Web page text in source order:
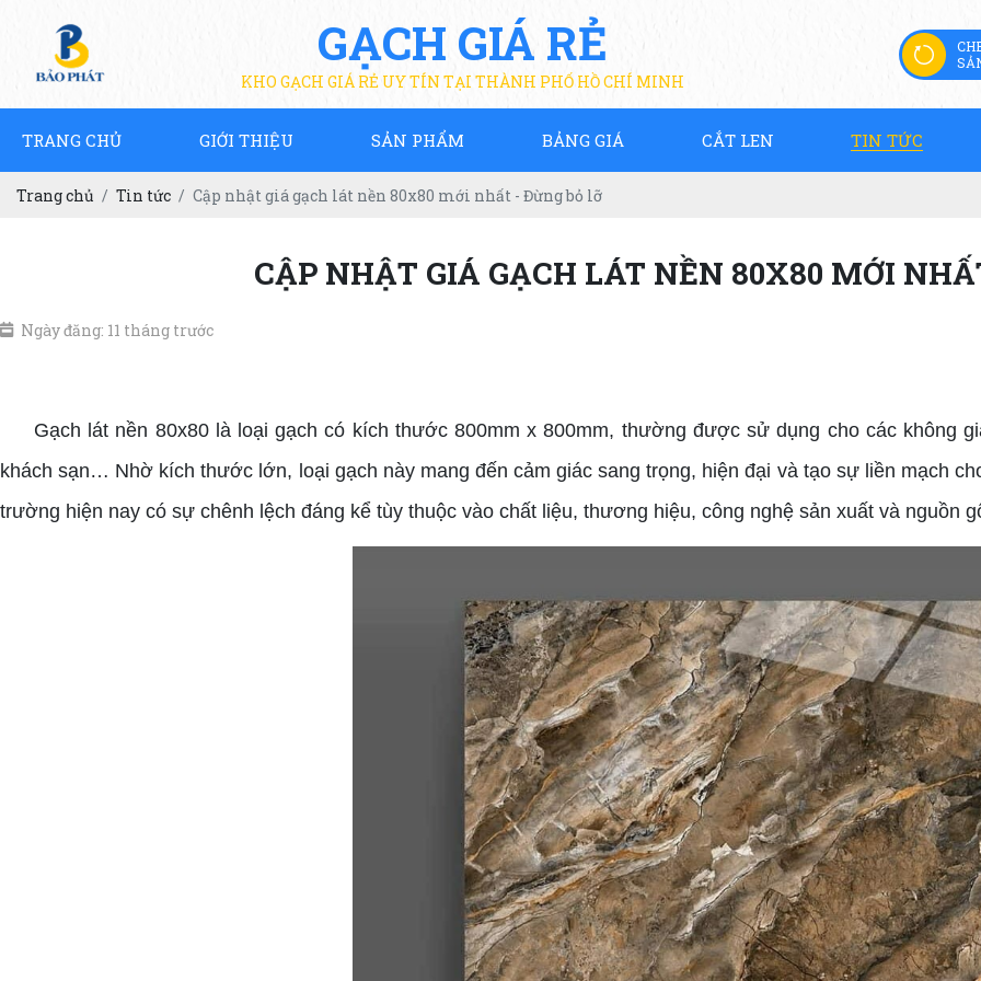
GẠCH GIÁ RẺ
KHO GẠCH GIÁ RẺ UY TÍN TẠI THÀNH PHỐ HỒ CHÍ MINH
TRANG CHỦ GIỚI THIỆU SẢN PHẨM BẢNG GIÁ CẮT LEN TIN TỨC
Trang chủ Tin tức Cập nhật giá gạch lát nền 80x80 mới nhất - Đừng bỏ lỡ
CẬP NHẬT GIÁ GẠCH LÁT NỀN 80X80 MỚI
Ngày đăng: 11 tháng trước
Gạch lát nền 80x80 là loại gạch có kích thước 800mm x 800mm, thường được sử dụng cho các không
khách sạn… Nhờ kích thước lớn, loại gạch này mang đến cảm giác sang trọng, hiện đại và tạo sự liền mạch
trường hiện nay có sự chênh lệch đáng kể tùy thuộc vào chất liệu, thương hiệu, công nghệ sản xuất và nguồn